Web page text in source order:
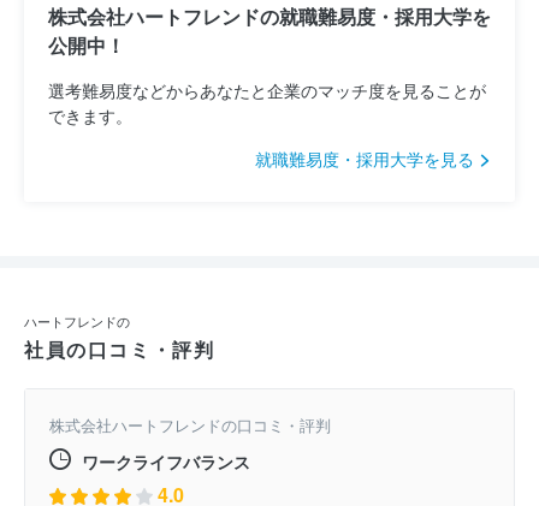
株式会社ハートフレンドの就職難易度・採用大学を
公開中！
選考難易度などからあなたと企業のマッチ度を見ることが
できます。
就職難易度・採用大学を見る
ハートフレンドの
社員の口コミ・評判
株式会社ハートフレンドの口コミ・評判
ワークライフバランス
4.0